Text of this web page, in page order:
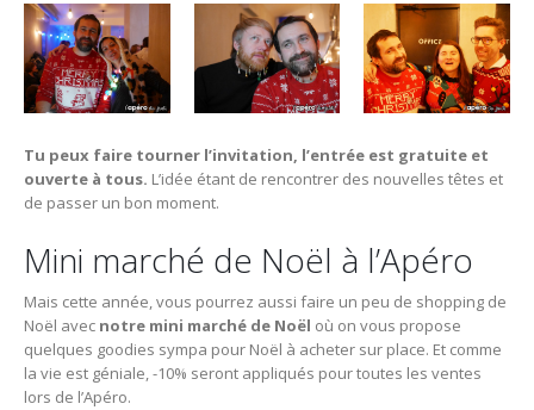
Tu peux faire tourner l’invitation, l’entrée est gratuite et
ouverte à tous. L’idée étant de rencontrer des nouvelles têtes et
de passer un bon moment.
Mini marché de Noël à l’Apéro
Mais cette année, vous pourrez aussi faire un peu de shopping de
Noël avec notre mini marché de Noël où on vous propose
quelques goodies sympa pour Noël à acheter sur place. Et comme
la vie est géniale, -10% seront appliqués pour toutes les ventes
lors de l’Apéro.